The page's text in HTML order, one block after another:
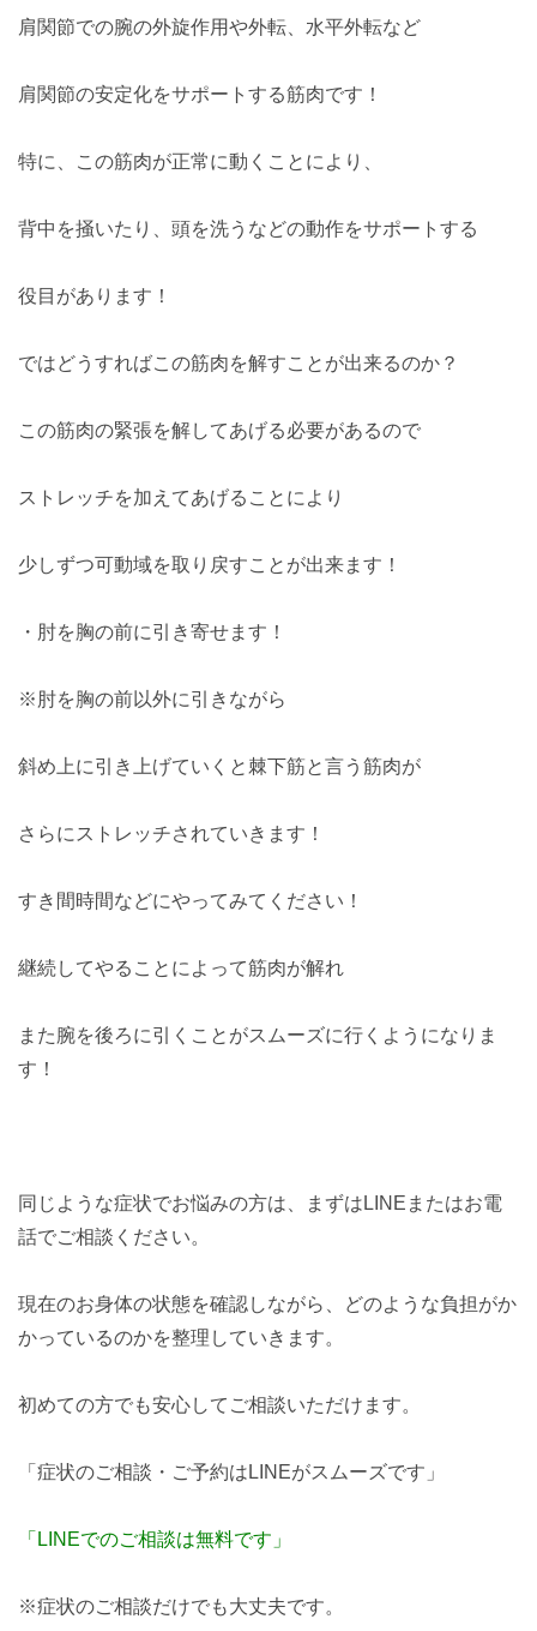
肩関節での腕の外旋作用や外転、水平外転など
肩関節の安定化をサポートする筋肉です！
特に、この筋肉が正常に動くことにより、
背中を掻いたり、頭を洗うなどの動作をサポートする
役目があります！
ではどうすればこの筋肉を解すことが出来るのか？
この筋肉の緊張を解してあげる必要があるので
ストレッチを加えてあげることにより
少しずつ可動域を取り戻すことが出来ます！
・肘を胸の前に引き寄せます！
※肘を胸の前以外に引きながら
斜め上に引き上げていくと棘下筋と言う筋肉が
さらにストレッチされていきます！
すき間時間などにやってみてください！
継続してやることによって筋肉が解れ
また腕を後ろに引くことがスムーズに行くようになりま
す！
同じような症状でお悩みの方は、まずはLINEまたはお電
話でご相談ください。
現在のお身体の状態を確認しながら、どのような負担がか
かっているのかを整理していきます。
初めての方でも安心してご相談いただけます。
「症状のご相談・ご予約はLINEがスムーズです」
「LINEでのご相談は無料です」
※症状のご相談だけでも大丈夫です。